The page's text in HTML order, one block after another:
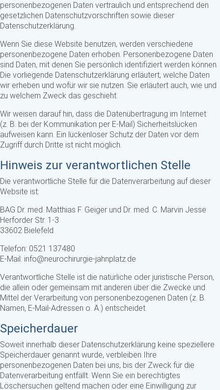
personenbezogenen Daten vertraulich und entsprechend den
gesetzlichen Datenschutzvorschriften sowie dieser
Datenschutzerklärung.
Wenn Sie diese Website benutzen, werden verschiedene
personenbezogene Daten erhoben. Personenbezogene Daten
sind Daten, mit denen Sie persönlich identifiziert werden können.
Die vorliegende Datenschutzerklärung erläutert, welche Daten
wir erheben und wofür wir sie nutzen. Sie erläutert auch, wie und
zu welchem Zweck das geschieht.
Wir weisen darauf hin, dass die Datenübertragung im Internet
(z. B. bei der Kommunikation per E-Mail) Sicherheitslücken
aufweisen kann. Ein lückenloser Schutz der Daten vor dem
Zugriff durch Dritte ist nicht möglich.
Hinweis zur verantwortlichen Stelle
Die verantwortliche Stelle für die Datenverarbeitung auf dieser
Website ist:
BAG Dr. med. Matthias F. Geiger und Dr. med. C. Marvin Jesse
Herforder Str. 1-3
33602 Bielefeld
Telefon: 0521 137480
E-Mail: info@neurochirurgie-jahnplatz.de
Verantwortliche Stelle ist die natürliche oder juristische Person,
die allein oder gemeinsam mit anderen über die Zwecke und
Mittel der Verarbeitung von personenbezogenen Daten (z. B.
Namen, E-Mail-Adressen o. Ä.) entscheidet.
Speicherdauer
Soweit innerhalb dieser Datenschutzerklärung keine speziellere
Speicherdauer genannt wurde, verbleiben Ihre
personenbezogenen Daten bei uns, bis der Zweck für die
Datenverarbeitung entfällt. Wenn Sie ein berechtigtes
Löschersuchen geltend machen oder eine Einwilligung zur